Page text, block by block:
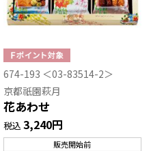
674-193 ＜03-83514-2＞
京都祇園萩月
花あわせ
税込 3,240円
販売開始前